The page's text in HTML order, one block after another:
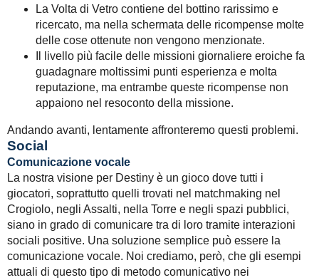
La Volta di Vetro contiene del bottino rarissimo e
ricercato, ma nella schermata delle ricompense molte
delle cose ottenute non vengono menzionate.
Il livello più facile delle missioni giornaliere eroiche fa
guadagnare moltissimi punti esperienza e molta
reputazione, ma entrambe queste ricompense non
appaiono nel resoconto della missione.
Andando avanti, lentamente affronteremo questi problemi.
Social
Comunicazione vocale
La nostra visione per Destiny è un gioco dove tutti i
giocatori, soprattutto quelli trovati nel matchmaking nel
Crogiolo, negli Assalti, nella Torre e negli spazi pubblici,
siano in grado di comunicare tra di loro tramite interazioni
sociali positive. Una soluzione semplice può essere la
comunicazione vocale. Noi crediamo, però, che gli esempi
attuali di questo tipo di metodo comunicativo nei